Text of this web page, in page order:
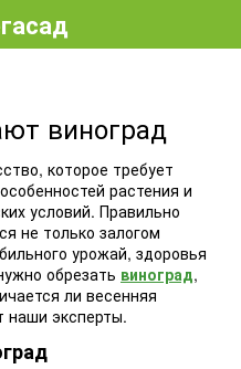
виноград
которое требует
растения и
условий. Правильно
не только залогом
урожай, здоровья
обрезать виноград,
ли весенняя
наши эксперты.